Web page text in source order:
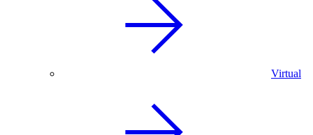
Virtual